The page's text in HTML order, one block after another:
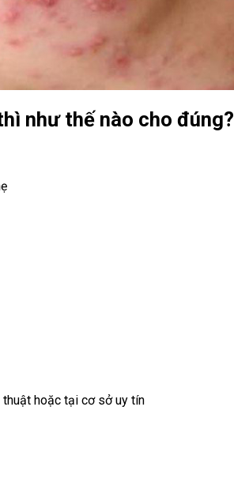
như thế nào cho đúng?
thuật hoặc tại cơ sở uy tín